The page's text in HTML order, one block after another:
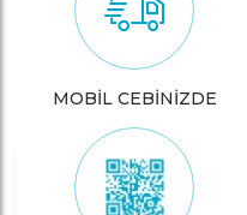
MOBİL CEBİNİZDE